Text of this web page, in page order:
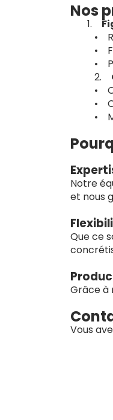
Nos
•
•
•
2.
•
•
•
Notre
et nous
Que ce
Grâce à
Vous